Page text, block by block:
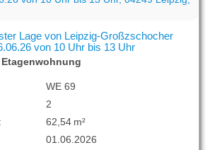
Lage von Leipzig-Großzschocher
von 10 Uhr bis 13 Uhr
WE 69
2
62,54 m²
01.06.2026